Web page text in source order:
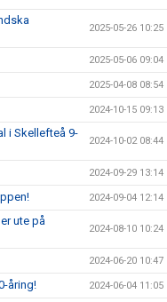
2025-05-26 10:25
2025-05-06 09:04
2025-04-08 08:54
2024-10-15 09:13
i Skellefteå 9-
2024-10-02 08:44
2024-09-29 13:14
2024-09-04 12:14
ute på
2024-08-10 10:24
2024-06-20 10:47
åring! 2024-06-04 11:05